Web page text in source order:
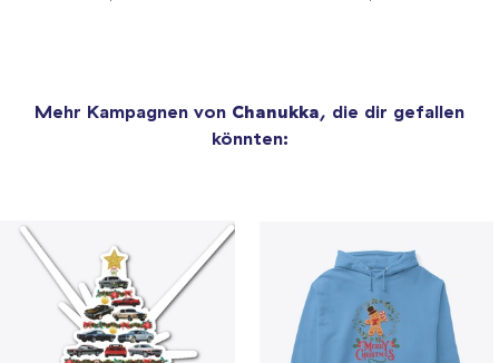
Mehr Kampagnen von Chanukka, die dir gefallen
könnten: